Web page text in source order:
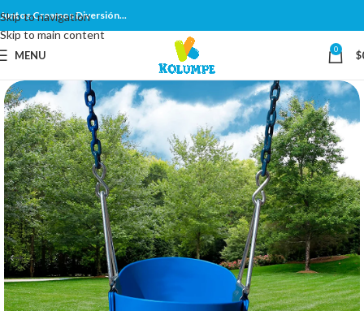
Skip to navigation
Skip to main content
Juntos Creamos Diversión...
MENU 0 $